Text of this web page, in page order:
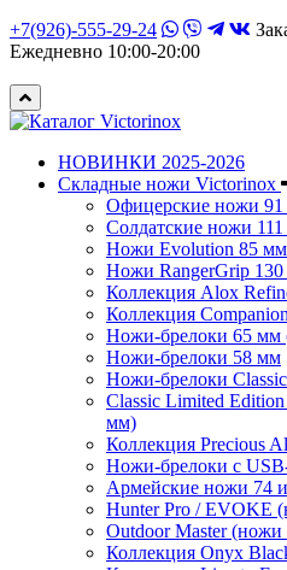
+7(926)-555-29-24
Ежедневно 10:00-20:00
НОВИНКИ 2025-2026
Складные ножи Victorinox
Офицерские ножи
Солдатские ножи
Ножи Evolution 85 мм
Ножи RangerGrip
Коллекция Alox
Коллекция Companion
Ножи-брелоки 65 мм
Ножи-брелоки 58 мм
Ножи-брелоки
Classic Limited
мм)
Коллекция Precious
Ножи-брелоки с
Армейские ножи 74
Hunter Pro / EVOKE
Outdoor Master
Коллекция Onyx